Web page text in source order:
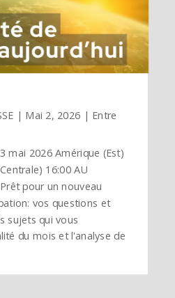
| Mai 2, 2026 | Entre
mai 2026 Amérique (Est)
16:00 AU
Prêt pour un nouveau
vos questions et
sujets qui vous
du mois et l'analyse de